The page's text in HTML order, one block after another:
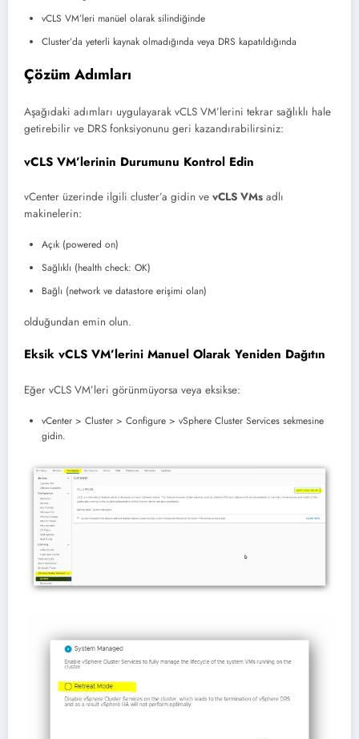
vCLS VM’leri manüel olarak silindiğinde
Cluster’da yeterli kaynak olmadığında veya DRS kapatıldığında
Çözüm Adımları
Aşağıdaki adımları uygulayarak vCLS VM’lerini tekrar sağlıklı hale
getirebilir ve DRS fonksiyonunu geri kazandırabilirsiniz:
vCLS VM’lerinin Durumunu Kontrol Edin
vCenter üzerinde ilgili cluster’a gidin ve vCLS VMs adlı
makinelerin:
Açık (powered on)
Sağlıklı (health check: OK)
Bağlı (network ve datastore erişimi olan)
olduğundan emin olun.
Eksik vCLS VM’lerini Manuel Olarak Yeniden Dağıtın
Eğer vCLS VM’leri görünmüyorsa veya eksikse:
vCenter > Cluster > Configure > vSphere Cluster Services sekmesine
gidin.